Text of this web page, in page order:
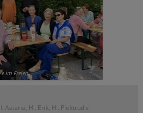
im Freien
Asteria, Hl. Erik, Hl. Plektrudis